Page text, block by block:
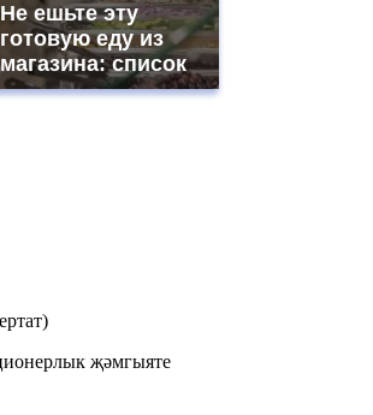
Не ешьте эту
готовую еду из
магазина: список
җәмгыяте